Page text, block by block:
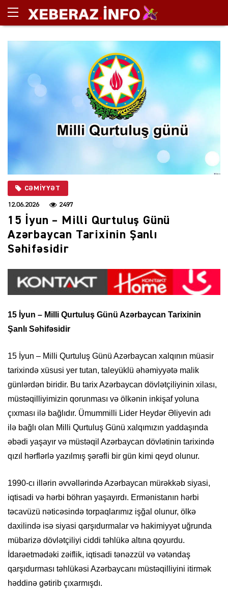
CƏMIYYƏT
12.06.2026 2497
15 İyun – Milli Qurtuluş Günü
Azərbaycan Tarixinin Şanlı
Səhifəsidir
15 İyun – Milli Qurtuluş Günü Azərbaycan Tarixinin
Şanlı Səhifəsidir
15 İyun – Milli Qurtuluş Günü Azərbaycan xalqının müasir
tarixində xüsusi yer tutan, taleyüklü əhəmiyyətə malik
günlərdən biridir. Bu tarix Azərbaycan dövlətçiliyinin xilası,
müstəqilliyimizin qorunması və ölkənin inkişaf yoluna
çıxması ilə bağlıdır. Ümummilli Lider Heydər Əliyevin adı
ilə bağlı olan Milli Qurtuluş Günü xalqımızın yaddaşında
əbədi yaşayır və müstəqil Azərbaycan dövlətinin tarixində
qızıl hərflərlə yazılmış şərəfli bir gün kimi qeyd olunur.
1990-cı illərin əvvəllərində Azərbaycan mürəkkəb siyasi,
iqtisadi və hərbi böhran yaşayırdı. Ermənistanın hərbi
təcavüzü nəticəsində torpaqlarımız işğal olunur, ölkə
daxilində isə siyasi qarşıdurmalar və hakimiyyət uğrunda
mübarizə dövlətçiliyi ciddi təhlükə altına qoyurdu.
İdarəetmədəki zəiflik, iqtisadi tənəzzül və vətəndaş
qarşıdurması təhlükəsi Azərbaycanı müstəqilliyini itirmək
həddinə gətirib çıxarmışdı.